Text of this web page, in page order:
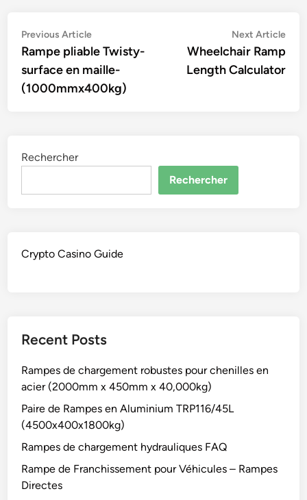
Navigation
de
l’article
Previous ArticlePrevious
article:
Rampe pliable Twisty-
surface en maille-
(1000mmx400kg)
Next Article
Wheelchair Ramp
Length Calculator
Rechercher
Rechercher
Crypto Casino Guide
Recent Posts
Rampes de chargement robustes pour chenilles en
acier (2000mm x 450mm x 40,000kg)
Paire de Rampes en Aluminium TRP116/45L
(4500x400x1800kg)
Rampes de chargement hydrauliques FAQ
Rampe de Franchissement pour Véhicules – Rampes
Directes